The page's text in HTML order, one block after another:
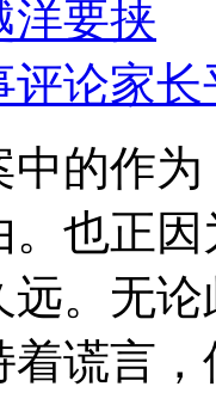
洋要挟
论家长
中的作
也正
远。无
着谎言